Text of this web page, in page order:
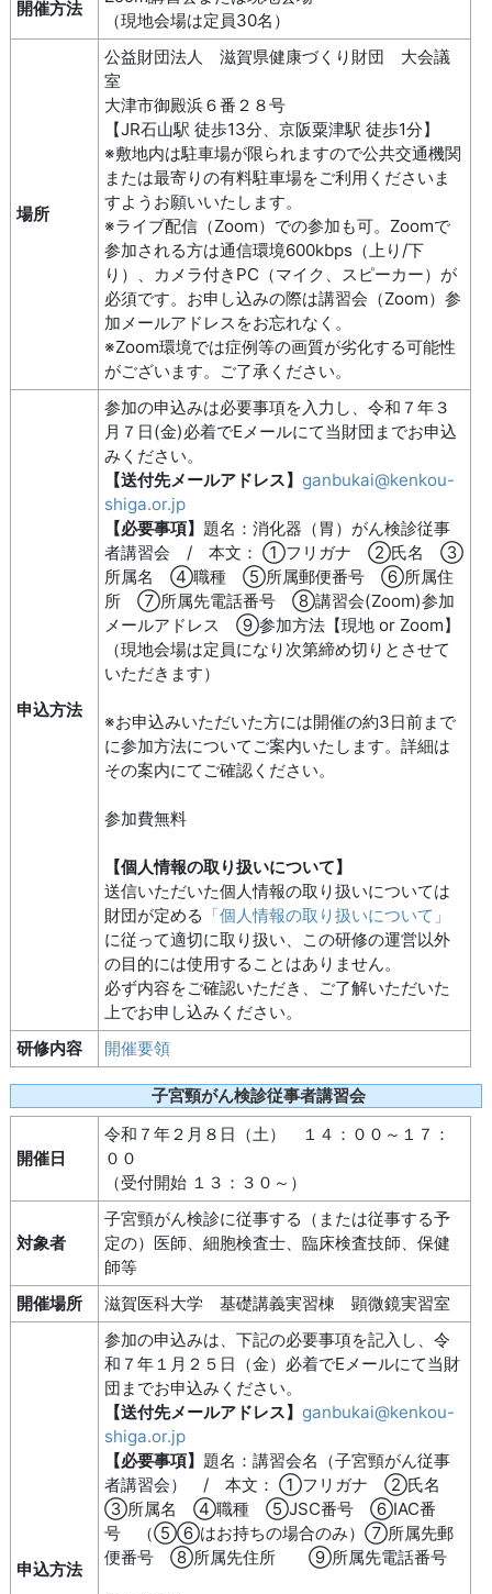
開催方法
（現地会場は定員30名）
場所
公益財団法人 滋賀県健康づくり財団 大会議
室
大津市御殿浜６番２８号
【JR石山駅 徒歩13分、京阪粟津駅 徒歩1分】
※敷地内は駐車場が限られますので公共交通機関
または最寄りの有料駐車場をご利用くださいま
すようお願いいたします。
※ライブ配信（Zoom）での参加も可。Zoomで
参加される方は通信環境600kbps（上り/下
り）、カメラ付きPC（マイク、スピーカー）が
必須です。お申し込みの際は講習会（Zoom）参
加メールアドレスをお忘れなく。
※Zoom環境では症例等の画質が劣化する可能性
がございます。ご了承ください。
申込方法
参加の申込みは必要事項を入力し、令和７年３
月７日(金)必着でEメールにて当財団までお申込
みください。
【送付先メールアドレス】ganbukai@kenkou-
shiga.or.jp
【必要事項】 題名：消化器（胃）がん検診従事
者講習会 / 本文： ①フリガナ ②氏名 ③
所属名 ④職種 ⑤所属郵便番号 ⑥所属住
所 ⑦所属先電話番号 ⑧講習会(Zoom)参加
メールアドレス ⑨参加方法【現地 or Zoom】
（現地会場は定員になり次第締め切りとさせて
いただきます）
※お申込みいただいた方には開催の約3日前まで
に参加方法についてご案内いたします。詳細は
その案内にてご確認ください。
参加費無料
【個人情報の取り扱いについて】
送信いただいた個人情報の取り扱いについては
財団が定める 「個人情報の取り扱いについて」
に従って適切に取り扱い、この研修の運営以外
の目的には使用することはありません。
必ず内容をご確認いただき、ご了解いただいた
上でお申し込みください。
研修内容
開催要領
子宮頸がん検診従事者講習会
開催日
令和７年２月８日（土） １４：００～１７：
００
（受付開始 １３：３０～）
対象者
子宮頸がん検診に従事する（または従事する予
定の）医師、細胞検査士、臨床検査技師、保健
師等
開催場所
滋賀医科大学 基礎講義実習棟 顕微鏡実習室
申込方法
参加の申込みは、下記の必要事項を記入し、令
和７年１月２５日（金）必着でEメールにて当財
団までお申込みください。
【送付先メールアドレス】ganbukai@kenkou-
shiga.or.jp
【必要事項】 題名：講習会名（子宮頸がん従事
者講習会） / 本文： ①フリガナ ②氏名
③所属名 ④職種 ⑤JSC番号 ⑥IAC番
号 （⑤⑥はお持ちの場合のみ）⑦所属先郵
便番号 ⑧所属先住所 ⑨所属先電話番号